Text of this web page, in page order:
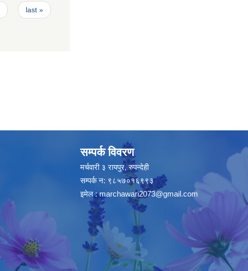
last »
सम्पर्क विवरण
मर्चवारी ३ रायपुर, रुपन्देही
सम्पर्क न: ९८५७०१६९९३
इमेल :marchawari2073@gmail.com